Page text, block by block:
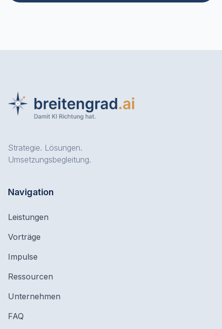
Strategie. Lösungen.
Umsetzungsbegleitung.
Navigation
Leistungen
Vorträge
Impulse
Ressourcen
Unternehmen
FAQ